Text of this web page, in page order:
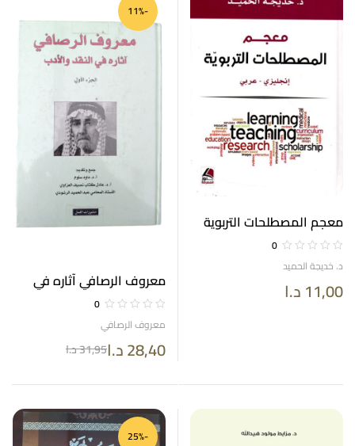
معجم المصطلحات التربوية
(إنجليزي/عربي)
0
د. خديجة الحميد
11,00د.ا
-11%
معروف الرصافي آثاره في
النقد والادب ثلاثة أجزاء
0
معروف الرصافي
31,95د.ا 28,40د.ا
-25%